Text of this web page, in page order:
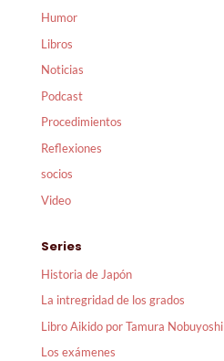
Humor
Libros
Noticias
Podcast
Procedimientos
Reflexiones
socios
Video
Series
Historia de Japón
La intregridad de los grados
Libro Aikido por Tamura Nobuyoshi
Los exámenes